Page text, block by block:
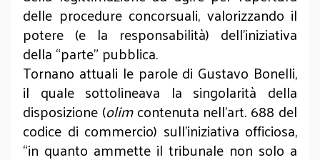
delle procedure concorsuali, valorizzando il
potere (e la responsabilità) dell’iniziativa
della “parte” pubblica.
Tornano attuali le parole di Gustavo Bonelli,
il quale sottolineava la singolarità della
disposizione (olimcontenuta nell’art. 688 del
codice di commercio) sull’iniziativa officiosa,
“in quanto ammette il tribunale non solo a